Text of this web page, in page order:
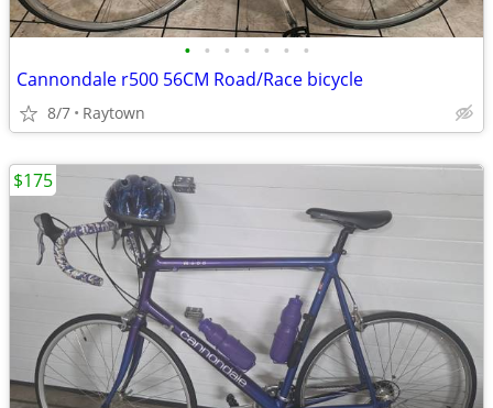
• • • • • • •
Cannondale r500 56CM Road/Race bicycle
8/7 Raytown
$175